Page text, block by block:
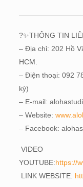
?✨THÔNG TIN
– Địa chỉ: 202 Hồ
HCM.
– Điện thoại: 092
kỳ)
– E-mail:
– Website:
– Facebook:
VIDEO
YOUTUBE:https://
LINK WEBSITE: